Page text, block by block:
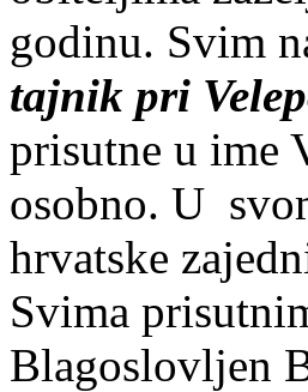
godinu. Svim
tajnik pri
prisutne u ime
osobno. U
hrvatske
Svima
Blagoslovljen